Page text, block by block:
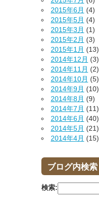
2015年6月 (4)
2015年5月 (4)
2015年3月 (1)
2015年2月 (3)
2015年1月 (13)
2014年12月 (3)
2014年11月 (2)
2014年10月 (5)
2014年9月 (10)
2014年8月 (9)
2014年7月 (11)
2014年6月 (40)
2014年5月 (21)
2014年4月 (15)
ブログ内検索
検索: